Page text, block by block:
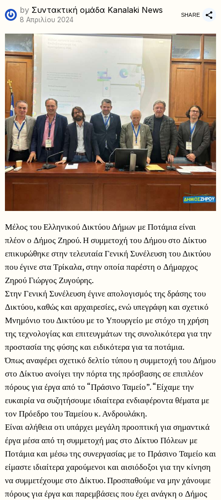
by Συντακτική ομάδα Kanalaki News
8 Απριλίου 2024
SHARE
Μέλος του Ελληνικού Δικτύου Δήμων με Ποτάμια είναι
πλέον ο Δήμος Ζηρού. Η συμμετοχή του Δήμου στο Δίκτυο
επικυρώθηκε στην τελευταία Γενική Συνέλευση του Δικτύου
που έγινε στα Τρίκαλα, στην οποία παρέστη ο Δήμαρχος
Ζηρού Γιώργος Ζυγούρης.
Στην Γενική Συνέλευση έγινε απολογισμός της δράσης του
Δικτύου, καθώς και αρχαιρεσίες, ενώ υπεγράφη και σχετικό
Μνημόνιο του Δικτύου με το Υπουργείο με στόχο τη χρήση
της τεχνολογίας και επιτευγμάτων της συνολικότερα για την
προστασία της φύσης και ειδικότερα για τα ποτάμια.
Όπως αναφέρει σχετικό δελτίο τύπου η συμμετοχή του Δήμου
στο Δίκτυο ανοίγει την πόρτα της πρόσβασης σε επιπλέον
πόρους για έργα από το “Πράσινο Ταμείο”. “Είχαμε την
ευκαιρία να συζητήσουμε ιδιαίτερα ενδιαφέροντα θέματα με
τον Πρόεδρο του Ταμείου κ. Ανδρουλάκη.
Είναι αλήθεια οτι υπάρχει μεγάλη προοπτική για σημαντικά
έργα μέσα από τη συμμετοχή μας στο Δίκτυο Πόλεων με
Ποτάμια και μέσω της συνεργασίας με το Πράσινο Ταμείο και
είμαστε ιδιαίτερα χαρούμενοι και αισιόδοξοι για την κίνηση
να συμμετέχουμε στο Δίκτυο. Προσπαθούμε να μην χάνουμε
πόρους για έργα και παρεμβάσεις που έχει ανάγκη ο Δήμος